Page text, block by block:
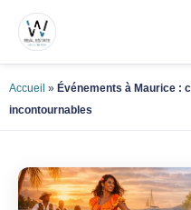
Accueil » Événements à Maurice :
incontournables